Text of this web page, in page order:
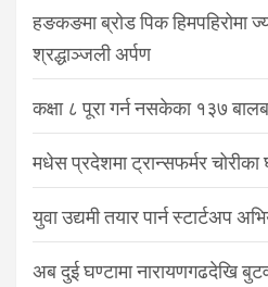
हङकङमा ब्रोड पिक हिमपहिरोमा
श्रद्धाञ्जली अर्पण
कक्षा ८ पूरा गर्न नसकेका १३७
मधेस प्रदेशमा ट्रान्सफर्मर
युवा उद्यमी तयार पार्न स्टार्टअप
अब दुई घण्टामा नारायणगढदेखि